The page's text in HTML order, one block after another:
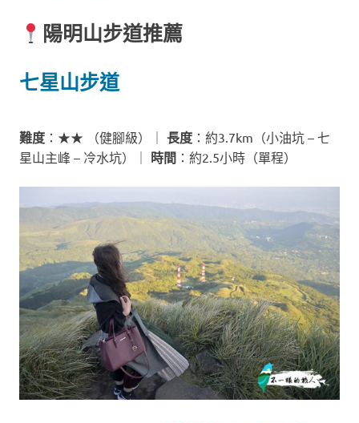
陽明山步道推薦
七星山步道
難度 ：★★ （健腳級）｜ 長度 ：約3.7km（小油坑 – 七
星山主峰 – 冷水坑）｜ 時間 ：約2.5小時（單程）